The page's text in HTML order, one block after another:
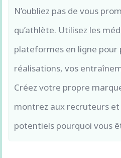
N’oubliez pas de vous
qu’athlète. Utilisez les
plateformes en ligne pour
réalisations, vos
Créez votre propre
montrez aux recruteurs et
potentiels pourquoi vous